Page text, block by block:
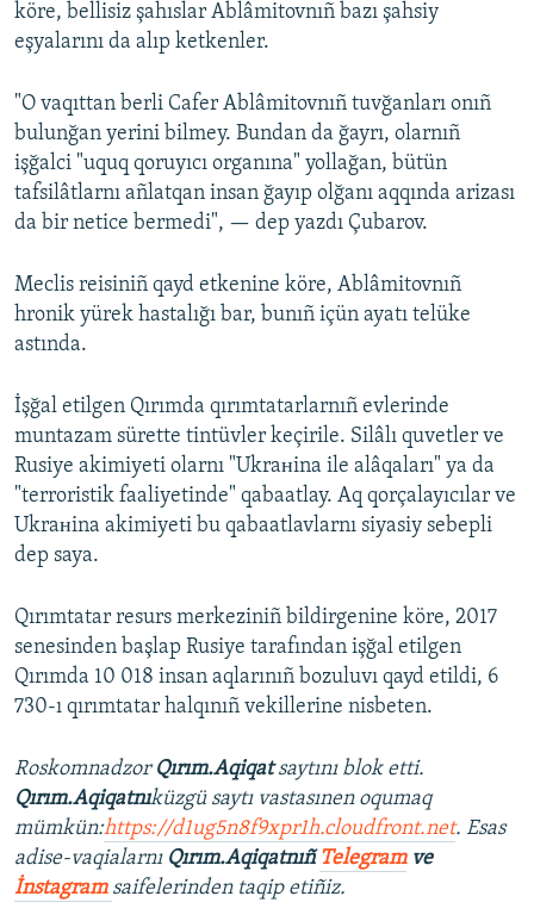
köre, bellisiz şahıslar Ablâmitovnıñ bazı şahsiy
eşyalarını da alıp ketkenler.
"O vaqıttan berli Cafer Ablâmitovnıñ tuvğanları onıñ
bulunğan yerini bilmey. Bundan da ğayrı, olarnıñ
işğalci "uquq qoruyıcı organına" yollağan, bütün
tafsilâtlarnı añlatqan insan ğayıp olğanı aqqında arizası
da bir netice bermedi", — dep yazdı Çubarov.
Meclis reisiniñ qayd etkenine köre, Ablâmitovnıñ
hronik yürek hastalığı bar, bunıñ içün ayatı telüke
astında.
İşğal etilgen Qırımda qırımtatarlarnıñ evlerinde
muntazam sürette tintüvler keçirile. Silâlı quvetler ve
Rusiye akimiyeti olarnı "Ukraнina ile alâqaları" ya da
"terroristik faaliyetinde" qabaatlay. Aq qorçalayıcılar ve
Ukraнina akimiyeti bu qabaatlavlarnı siyasiy sebepli
dep saya.
Qırımtatar resurs merkeziniñ bildirgenine köre, 2017
senesinden başlap Rusiye tarafından işğal etilgen
Qırımda 10 018 insan aqlarınıñ bozuluvı qayd etildi, 6
730-ı qırımtatar halqınıñ vekillerine nisbeten.
Roskomnadzor Qırım.Aqiqatsaytını blok etti.
Qırım.Aqiqatnıküzgü saytı vastasınen oqumaq
mümkün:https://d1ug5n8f9xpr1h.cloudfront.net. Esas
adise-vaqialarnı Qırım.Aqiqatnıñ Telegramve
İnstagram saifelerinden taqip etiñiz.